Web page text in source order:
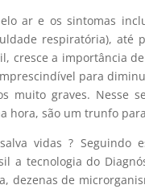
ar e os sintomas
respiratória), até
cresce a importância
para
muito graves. Nesse
hora, são um trunfo
vidas ?
a tecnologia do
dezenas de